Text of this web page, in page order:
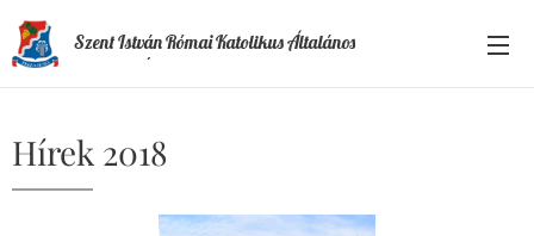
Szent István Római Katolikus Általános
Hírek 2018